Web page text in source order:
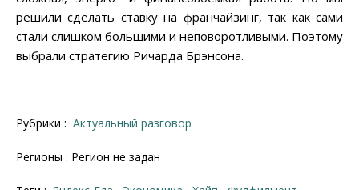
решили сделать ставку на франчайзинг, так как сами
стали слишком большими и неповоротливыми. Поэтому
выбрали стратегию Ричарда Брэнсона.
Рубрики : Актуальный разговор
Регионы : Регион не задан